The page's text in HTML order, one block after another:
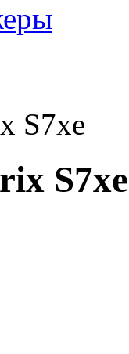
S7xe
S7xe